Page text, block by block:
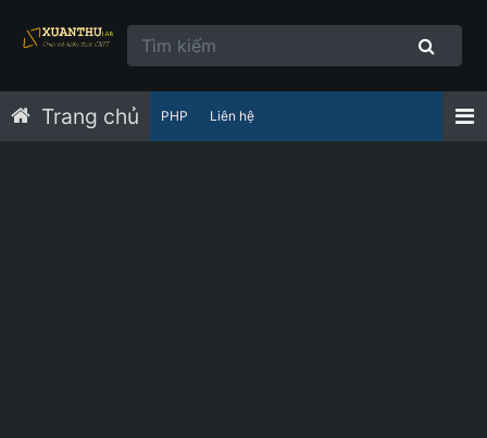
Trang chủ PHP Liên hệ